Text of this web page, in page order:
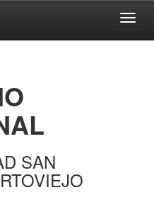
SAN